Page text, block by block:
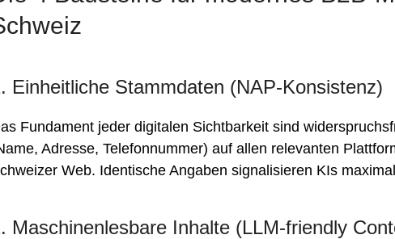
Einheitliche Stammdaten (NAP-Konsistenz)
Fundament jeder digitalen Sichtbarkeit sind
Adresse, Telefonnummer) auf allen relevanten
Web. Identische Angaben signalisieren KIs
Maschinenlesbare Inhalte (LLM-friendly